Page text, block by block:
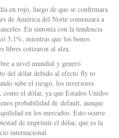
en rojo, luego de que se confirmara
de América del Norte comenzará a
En sintonía con la tendencia
3,1%, mientras que los bonos
libres cotizaron al alza.
a nivel mundial y generó
del dólar debido al efecto fly to
sube el riesgo, los inversores
el dólar, ya que Estados Unidos
probabilidad de default, aunque
en los mercados. Esto ocurre
de imprimir el dólar, que es la
internacional.